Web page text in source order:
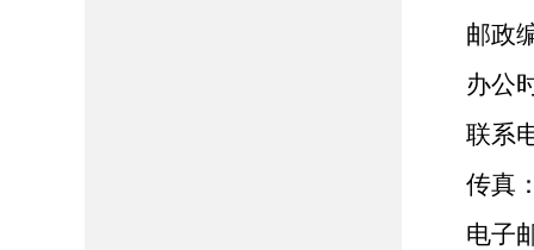
邮
办公
联系
传真
电子